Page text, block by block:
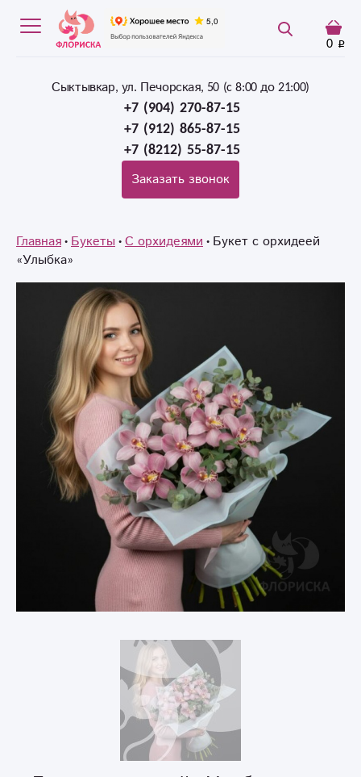
0
Сыктывкар, ул. Печорская, 50 (c 8:00 до 21:00)
+7 (904) 270-87-15
+7 (912) 865-87-15
+7 (8212) 55-87-15
Заказать звонок
Главная Букеты С орхидеями Букет с орхидеей
«Улыбка»